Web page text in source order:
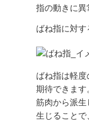
指の動きに
ばね指に対
ばね指は軽
期待できます
筋肉から派
生じること